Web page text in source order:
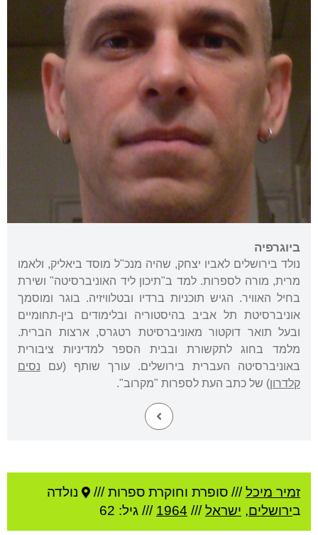
ביוגרפיה
נולד בירושלים לאביו יצחק, שהיה מנכ"ל מוסד ביאליק, ולאמו
מרית, מורה לספרות. למד ב"תיכון ליד האוניברסיטה" ושירת
בחיל האוויר. הגיש תוכניות ברדיו ובטלוויזיה. בוגר ומוסמך
אוניברסיטת תל אביב בהיסטוריה ובלימודים בין-תחומיים
ובעל תואר דוקטור מאוניברסיטת רטגרס, ארצות הברית.
מלמד בחוג לתקשורת ובבית הספר למדיניות ציבורית
באוניברסיטה העברית בירושלים. עורך שותף (עם נסים
קלדרון) של כתב העת לספרות "מקרוב".
זמיר מיכל/// סופרת וחוקרת ספרות ///
נולדה
בירושלים, ישראל///
1964 /// גיל: 62